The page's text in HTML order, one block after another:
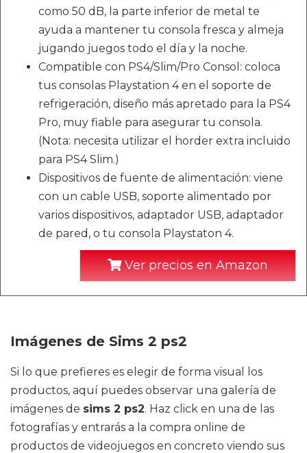
como 50 dB, la parte inferior de metal te
ayuda a mantener tu consola fresca y almeja
jugando juegos todo el día y la noche.
Compatible con PS4/Slim/Pro Consol: coloca
tus consolas Playstation 4 en el soporte de
refrigeración, diseño más apretado para la PS4
Pro, muy fiable para asegurar tu consola.
(Nota: necesita utilizar el horder extra incluido
para PS4 Slim.)
Dispositivos de fuente de alimentación: viene
con un cable USB, soporte alimentado por
varios dispositivos, adaptador USB, adaptador
de pared, o tu consola Playstaton 4.
Ver precios en Amazon
Imágenes de Sims 2 ps2
Si lo que prefieres es elegir de forma visual los
productos, aquí puedes observar una galería de
imágenes de sims 2 ps2. Haz click en una de las
fotografías y entrarás a la compra online de
productos de videojuegos en concreto viendo sus